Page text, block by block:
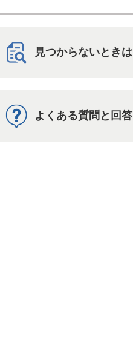
見つからないときは
よくある質問と回答